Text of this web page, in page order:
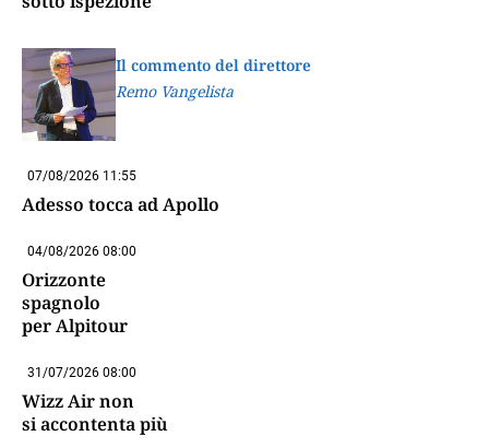
Il commento del direttore
Remo Vangelista
07/08/2026 11:55
Adesso tocca ad Apollo
04/08/2026 08:00
Orizzonte
spagnolo
per Alpitour
31/07/2026 08:00
Wizz Air non
si accontenta più